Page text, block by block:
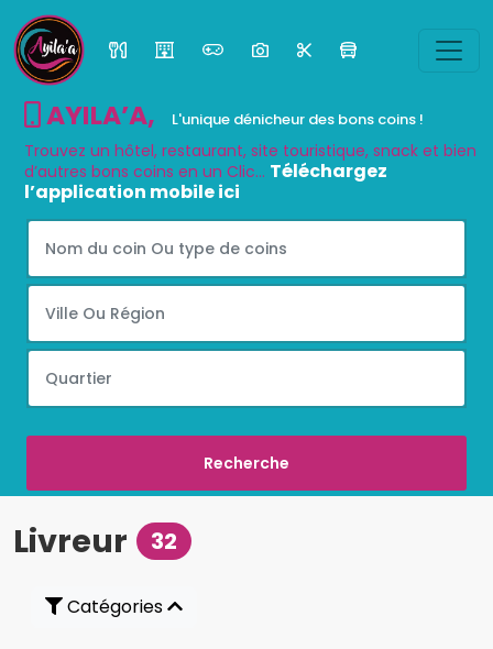
AYILA’A, L'unique dénicheur des bons coins !
Trouvez un hôtel, restaurant, site touristique, snack et bien
d’autres bons coins en un Clic... Téléchargez
l’application mobile ici
Livreur 32
Catégories